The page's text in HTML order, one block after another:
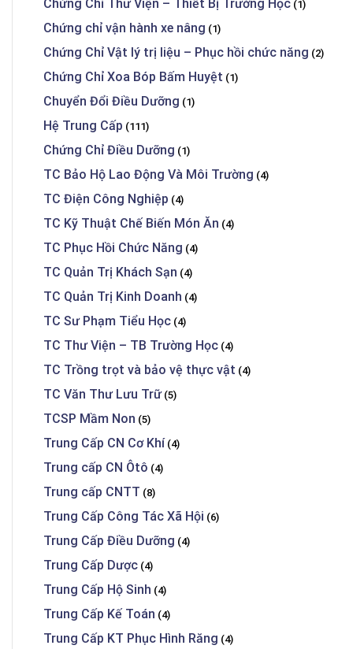
Chứng Chỉ Thư Viện – Thiết Bị Trường Học (1)
Chứng chỉ vận hành xe nâng (1)
Chứng Chỉ Vật lý trị liệu – Phục hồi chức năng (2)
Chứng Chỉ Xoa Bóp Bấm Huyệt (1)
Chuyển Đổi Điều Dưỡng (1)
Hệ Trung Cấp (111)
Chứng Chỉ Điều Dưỡng (1)
TC Bảo Hộ Lao Động Và Môi Trường (4)
TC Điện Công Nghiệp (4)
TC Kỹ Thuật Chế Biến Món Ăn (4)
TC Phục Hồi Chức Năng (4)
TC Quản Trị Khách Sạn (4)
TC Quản Trị Kinh Doanh (4)
TC Sư Phạm Tiểu Học (4)
TC Thư Viện – TB Trường Học (4)
TC Trồng trọt và bảo vệ thực vật (4)
TC Văn Thư Lưu Trữ(5)
TCSP Mầm Non (5)
Trung Cấp CN Cơ Khí (4)
Trung cấp CN Ôtô (4)
Trung cấp CNTT (8)
Trung Cấp Công Tác Xã Hội (6)
Trung Cấp Điều Dưỡng (4)
Trung Cấp Dược (4)
Trung Cấp Hộ Sinh (4)
Trung Cấp Kế Toán (4)
Trung Cấp KT Phục Hình Răng (4)